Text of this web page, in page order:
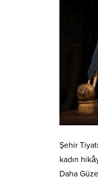
Şehir
kadın
Daha